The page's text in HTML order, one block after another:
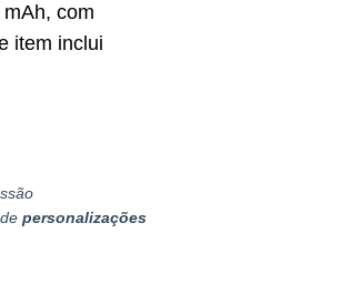
com
item inclui
personalizações